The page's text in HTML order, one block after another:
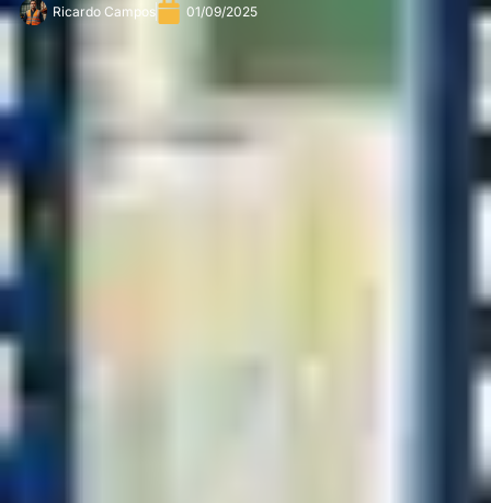
Ricardo Campos 01/09/2025